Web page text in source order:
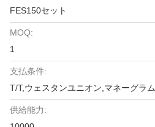
FES150セット
MOQ:
1
支払条件:
T/T,ウェスタンユニオン,マネーグラム
供給能力: